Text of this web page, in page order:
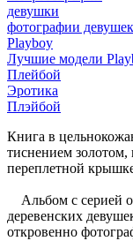
девушки
фотографии девушек
Playboy
Лучшие модели
Плейбой
Эротика
Плэйбой
Книга в
тиснением
переплетной
Альбом с серией
деревенских
откровенно